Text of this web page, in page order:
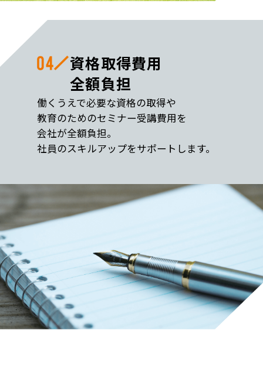
資格取得費用
全額負担
働くうえで必要な資格の取得や
教育のためのセミナー受講費用を
会社が全額負担。
社員のスキルアップをサポートします。